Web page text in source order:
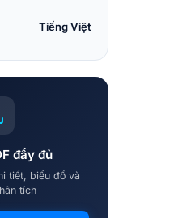
Tiếng Việt
đầy đủ
tiết, biểu đồ và
tích